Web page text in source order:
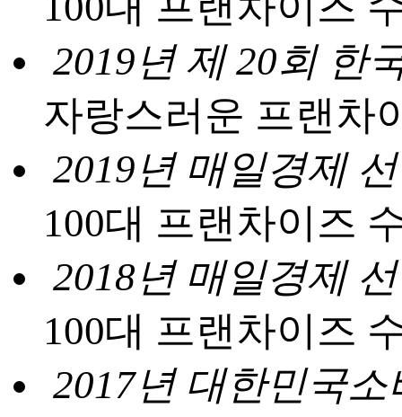
2019년 제 20회 한
자랑스러운 프랜차
2019년 매일경제
100대 프랜차이즈
2018년 매일경제
100대 프랜차이즈
2017년 대한민국